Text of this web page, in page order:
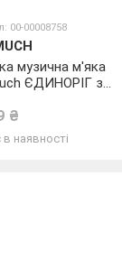
00-00008758
музична м'яка
ЄДИНОРІГ з
₴
наявності